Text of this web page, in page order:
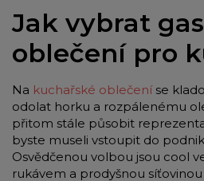
Jak vybrat
oblečení pro
Na kuchařské oblečeníse
odolat horku a rozpálenému
přitom stále působit
byste museli vstoupit do
Osvědčenou volbou jsou cool
rukávem a prodyšnou